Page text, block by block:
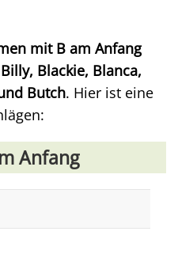
mit B am Anfang
Blackie, Blanca,
Butch. Hier ist eine
Anfang